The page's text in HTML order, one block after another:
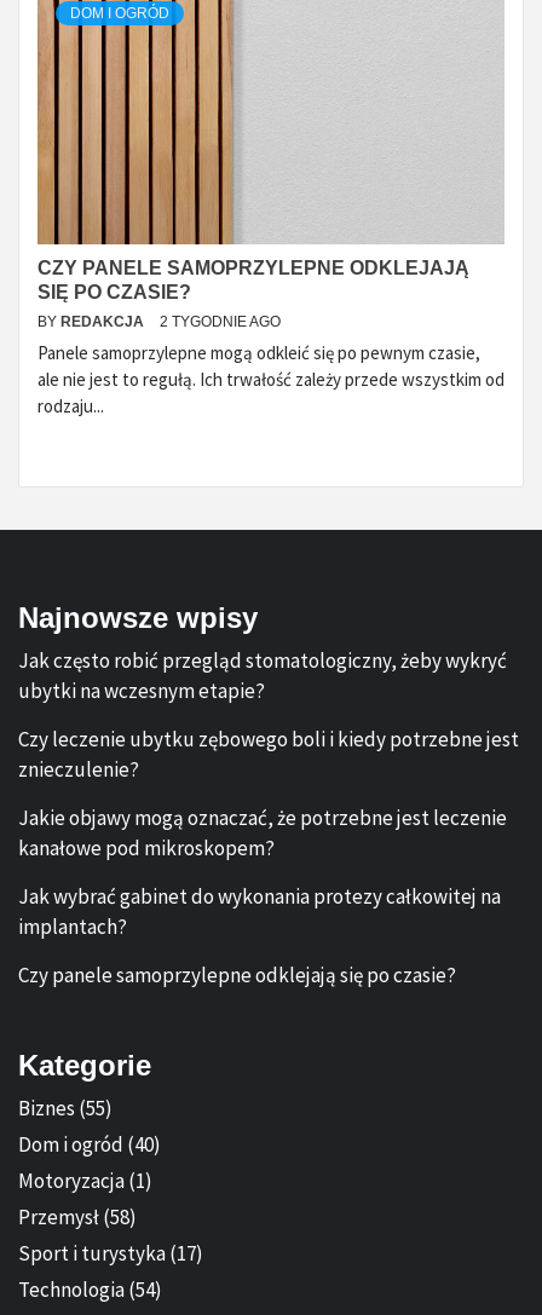
DOM I OGRÓD
CZY PANELE SAMOPRZYLEPNE ODKLEJAJĄ
SIĘ PO CZASIE?
BY REDAKCJA 2 TYGODNIE AGO
Panele samoprzylepne mogą odkleić się po pewnym czasie,
ale nie jest to regułą. Ich trwałość zależy przede wszystkim od
rodzaju...
Najnowsze wpisy
Jak często robić przegląd stomatologiczny, żeby wykryć
ubytki na wczesnym etapie?
Czy leczenie ubytku zębowego boli i kiedy potrzebne jest
znieczulenie?
Jakie objawy mogą oznaczać, że potrzebne jest leczenie
kanałowe pod mikroskopem?
Jak wybrać gabinet do wykonania protezy całkowitej na
implantach?
Czy panele samoprzylepne odklejają się po czasie?
Kategorie
Biznes (55)
Dom i ogród (40)
Motoryzacja(1)
Przemysł(58)
Sport i turystyka(17)
Technologia(54)